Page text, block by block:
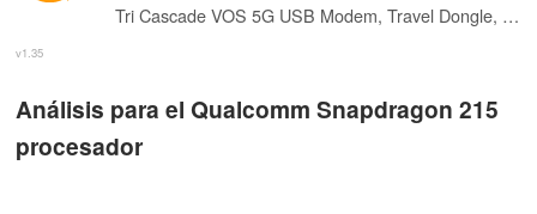
Tri Cascade VOS 5G USB Modem, Travel Dongle, Supports macOS/iPadOS, Windows
v1.35
Análisis para el Qualcomm Snapdragon 215
procesador